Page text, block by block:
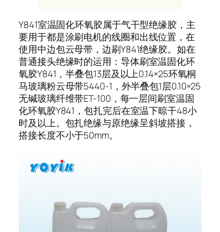
Y841室温固化环氧胶属于气干型绝缘胶，主
要用于都是涂刷电机的线圈和出线位置，在
使用中边包云母带，边刷Y841绝缘胶。如在
普通接头绝缘时的运用：导体刷室温固化环
氧胶Y841，半叠包13层及以上0.14×25环氧桐
马玻璃粉云母带5440-1，外半叠包1层0.10×25
无碱玻璃纤维带ET-100，每一层间刷室温固
化环氧胶Y841，包扎完后在室温下晾干48小
时及以上。包扎绝缘与原绝缘呈斜坡搭接，
搭接长度不小于50mm。